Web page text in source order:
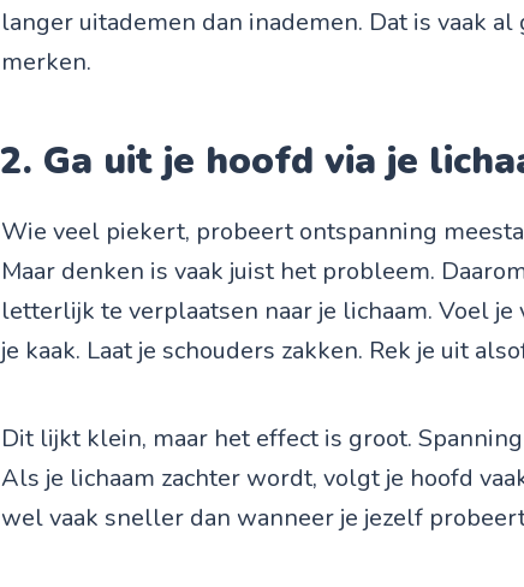
langer uitademen dan inademen. Dat is vaak
merken.
2. Ga uit je hoofd via je
Wie veel piekert, probeert ontspanning
Maar denken is vaak juist het probleem.
letterlijk te verplaatsen naar je lichaam. Voel
je kaak. Laat je schouders zakken. Rek je uit
Dit lijkt klein, maar het effect is groot.
Als je lichaam zachter wordt, volgt je hoofd
wel vaak sneller dan wanneer je jezelf